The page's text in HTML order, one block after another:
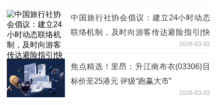
中国旅行社协会倡议：建立24小时动态
联络机制，及时向游客传达避险指引|快
2026-03-02
焦点精选！里昂：升江南布衣(03306)目
标价至25港元 评级“跑赢大市”
2026-03-02